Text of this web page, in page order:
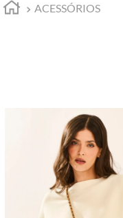
ACESSÓRIOS